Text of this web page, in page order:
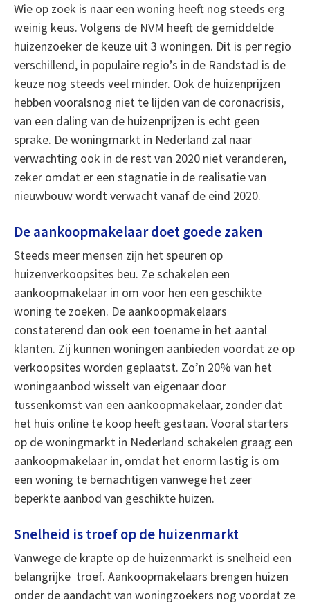
Wie op zoek is naar een woning heeft nog steeds erg
weinig keus. Volgens de NVM heeft de gemiddelde
huizenzoeker de keuze uit 3 woningen. Dit is per regio
verschillend, in populaire regio’s in de Randstad is de
keuze nog steeds veel minder. Ook de huizenprijzen
hebben vooralsnog niet te lijden van de coronacrisis,
van een daling van de huizenprijzen is echt geen
sprake. De woningmarkt in Nederland zal naar
verwachting ook in de rest van 2020 niet veranderen,
zeker omdat er een stagnatie in de realisatie van
nieuwbouw wordt verwacht vanaf de eind 2020.
De aankoopmakelaar doet goede zaken
Steeds meer mensen zijn het speuren op
huizenverkoopsites beu. Ze schakelen een
aankoopmakelaar in om voor hen een geschikte
woning te zoeken. De aankoopmakelaars
constaterend dan ook een toename in het aantal
klanten. Zij kunnen woningen aanbieden voordat ze op
verkoopsites worden geplaatst. Zo’n 20% van het
woningaanbod wisselt van eigenaar door
tussenkomst van een aankoopmakelaar, zonder dat
het huis online te koop heeft gestaan. Vooral starters
op de woningmarkt in Nederland schakelen graag een
aankoopmakelaar in, omdat het enorm lastig is om
een woning te bemachtigen vanwege het zeer
beperkte aanbod van geschikte huizen.
Snelheid is troef op de huizenmarkt
Vanwege de krapte op de huizenmarkt is snelheid een
belangrijke troef. Aankoopmakelaars brengen huizen
onder de aandacht van woningzoekers nog voordat ze